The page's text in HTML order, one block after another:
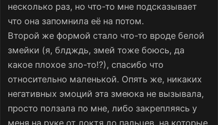
несколько раз, но что-то мне подсказывает
что она запомнила её на потом.
Второй же формой стало что-то вроде белой
змейки (я, блдждь, змей тоже боюсь, да
какое плохое зло-то!?), спасибо что
относительно маленькой. Опять же, никаких
негативных эмоций эта змеюка не вызывала,
просто ползала по мне, либо закрепляясь у
меня на руке от локтя до пальцев, на которые